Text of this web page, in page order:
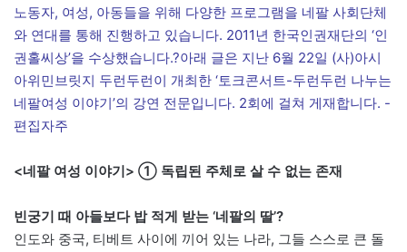
노동자, 여성, 아동들을 위해 다양한 프로그램을 네팔 사회단체
와 연대를 통해 진행하고 있습니다. 2011년 한국인권재단의 ‘인
권홀씨상’을 수상했습니다.?아래 글은 지난 6월 22일 (사)아시
아위민브릿지 두런두런이 개최한 ‘토크콘서트-두런두런 나누는
네팔여성 이야기’의 강연 전문입니다. 2회에 걸쳐 게재합니다. -
편집자주
<네팔 여성 이야기> ① 독립된 주체로 살 수 없는 존재
빈궁기 때 아들보다 밥 적게 받는 ‘네팔의 딸’?
인도와 중국, 티베트 사이에 끼어 있는 나라, 그들 스스로 큰 돌